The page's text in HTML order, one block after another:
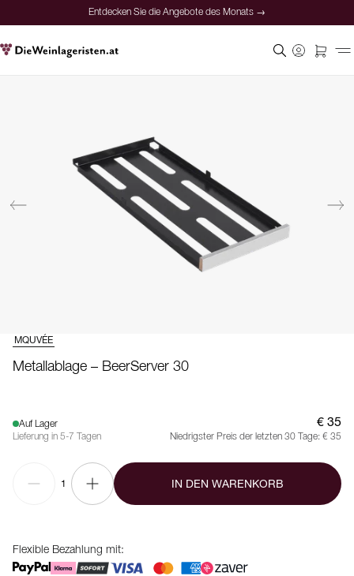
Entdecken Sie die Angebote des Monats →
MQUVÉE
Metallablage – BeerServer 30
Auf Lager
Lieferung in 5-7 Tagen
€ 35
Niedrigster Preis der letzten 30 Tage: € 35
1 IN DEN WARENKORB
Flexible Bezahlung mit: